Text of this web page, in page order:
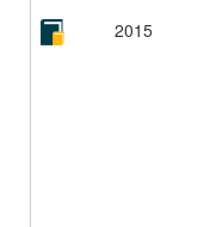
2015